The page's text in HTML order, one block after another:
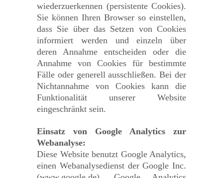
wiederzuerkennen (persistente Cookies).
Sie können Ihren Browser so einstellen,
dass Sie über das Setzen von Cookies
informiert werden und einzeln über
deren Annahme entscheiden oder die
Annahme von Cookies für bestimmte
Fälle oder generell ausschließen. Bei der
Nichtannahme von Cookies kann die
Funktionalität unserer Website
eingeschränkt sein.
Einsatz von Google Analytics zur
Webanalyse:
Diese Website benutzt Google Analytics,
einen Webanalysedienst der Google Inc.